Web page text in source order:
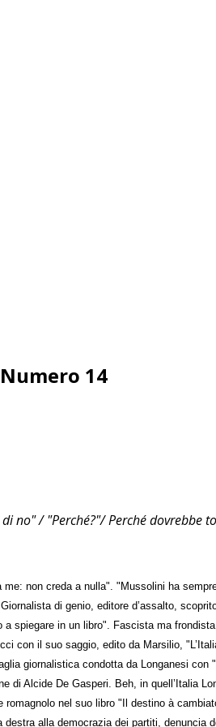
14
no" / "Perché?"/ Perché
non creda a nulla". "Mussolini ha
di genio, editore d’assalto,
spiegare in un libro". Fascista ma
con il suo saggio, edito da Marsilio,
giornalistica condotta da Longanesi
di Alcide De Gasperi. Beh, in
nel suo libro "Il destino à
alla democrazia dei partiti,